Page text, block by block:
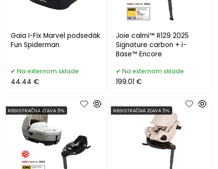
Gaia I-Fix Marvel podsedák
Fun Spiderman
Na externom sklade
44.44 €
Joie calmi™ R129 2025
Signature carbon + i-
Base™ Encore
Na externom sklade
199.01 €
REGISTRAČNÁ ZĽAVA 5% REGISTRAČNÁ ZĽAVA 5%